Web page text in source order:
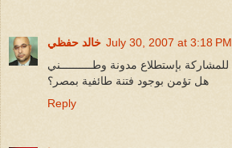
خالد حفظي July 30, 2007 at 3:18 PM
بإستطلاع مدونة وطــــــــــني
هل تؤمن بوجود فتنة طائفية بمصر؟
Reply